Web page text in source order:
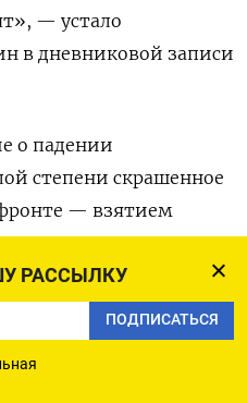
РАССЫЛКУ
ПОДПИСАТЬСЯ
— устало
в дневниковой записи
о падении
степени скрашенное
— взятием
окончательно
оглашен высочайший